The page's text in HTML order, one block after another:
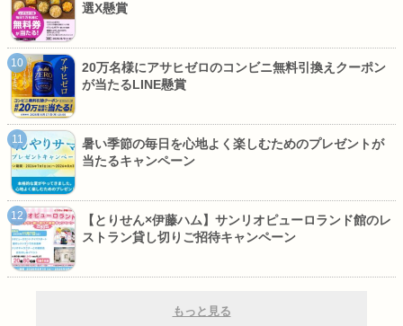
選X懸賞
20万名様にアサヒゼロのコンビニ無料引換えクーポン
が当たるLINE懸賞
暑い季節の毎日を心地よく楽しむためのプレゼントが
当たるキャンペーン
【とりせん×伊藤ハム】サンリオピューロランド館のレ
ストラン貸し切りご招待キャンペーン
もっと見る